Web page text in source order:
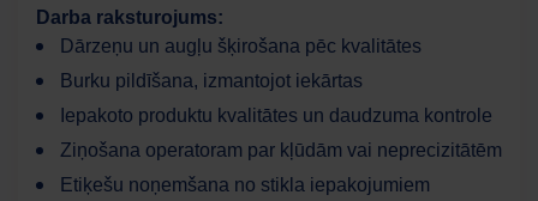
Darba raksturojums:
Dārzeņu un augļu šķirošana pēc kvalitātes
Burku pildīšana, izmantojot iekārtas
Iepakoto produktu kvalitātes un daudzuma kontrole
Ziņošana operatoram par kļūdām vai neprecizitātēm
Etiķešu noņemšana no stikla iepakojumiem